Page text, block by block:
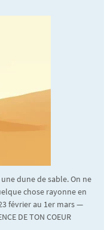
dune de sable. On ne
chose rayonne en
février au 1er mars —
DE TON COEUR